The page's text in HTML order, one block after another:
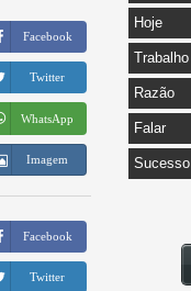
Facebook
Twitter
WhatsApp
Imagem
Facebook
Twitter
Hoje
Trabalho
Razão
Falar
Sucesso